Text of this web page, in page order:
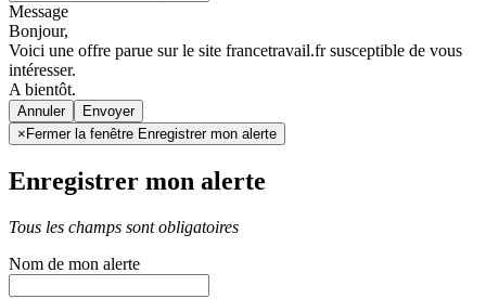
Message
Bonjour,
Voici une offre parue sur le site francetravail.fr susceptible de vous
intéresser.
A bientôt.
Annuler
× Fermer la fenêtre Enregistrer mon alerte
Enregistrer mon alerte
Tous les champs sont obligatoires
Nom de mon alerte